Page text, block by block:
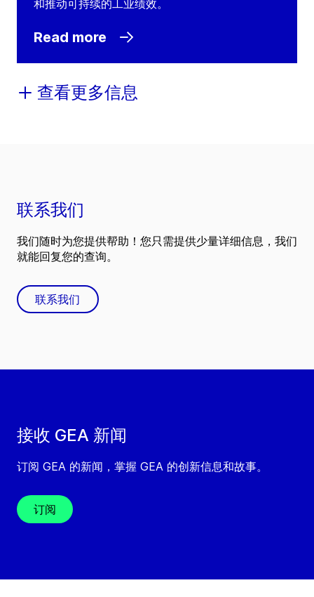
和推动可持续的工业绩效。
Read more
查看更多信息
接收 GEA 新闻
订阅 GEA 的新闻，掌握 GEA 的创新信息和故事。
订阅
联系我们
我们随时为您提供帮助！您只需提供少量详细信息，我们
就能回复您的查询。
联系我们